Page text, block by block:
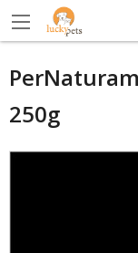
250g